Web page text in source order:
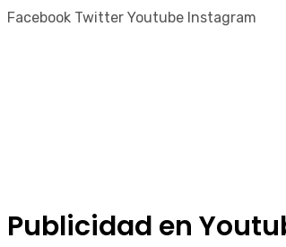
Facebook Twitter Youtube Instagram
Publicidad en